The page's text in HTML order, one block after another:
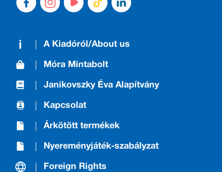
A Kiadóról/About us
Móra Mintabolt
Janikovszky Éva Alapítvány
Kapcsolat
Árkötött termékek
Nyereményjáték-szabályzat
Foreign Rights